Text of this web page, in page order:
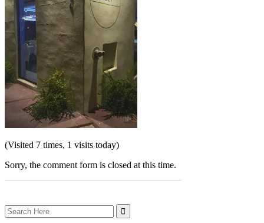
(Visited 7 times, 1 visits today)
Sorry, the comment form is closed at this time.
Search
for: